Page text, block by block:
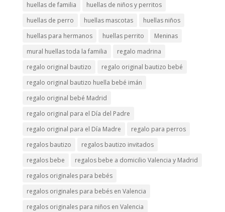
huellas de familia
huellas de niños y perritos
huellas de perro
huellas mascotas
huellas niños
huellas para hermanos
huellas perrito
Meninas
mural huellas toda la familia
regalo madrina
regalo original bautizo
regalo original bautizo bebé
regalo original bautizo huella bebé imán
regalo original bebé Madrid
regalo original para el Día del Padre
regalo original para el Día Madre
regalo para perros
regalos bautizo
regalos bautizo invitados
regalos bebe
regalos bebe a domicilio Valencia y Madrid
regalos originales para bebés
regalos originales para bebés en Valencia
regalos originales para niños en Valencia